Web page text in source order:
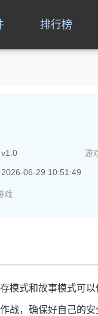
排行榜
v1.0 游
2026-06-29 10:51:49
戏
模式和故事模式可
战，确保好自己的